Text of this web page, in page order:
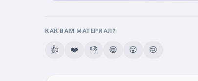
КАК ВАМ МАТЕРИАЛ?
👍 ❤️ 👎 😄 😮 😢